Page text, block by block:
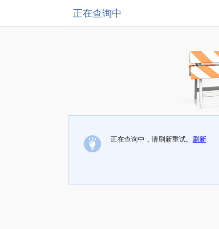
正在查询中
正在查询中，请刷新重试。 刷新